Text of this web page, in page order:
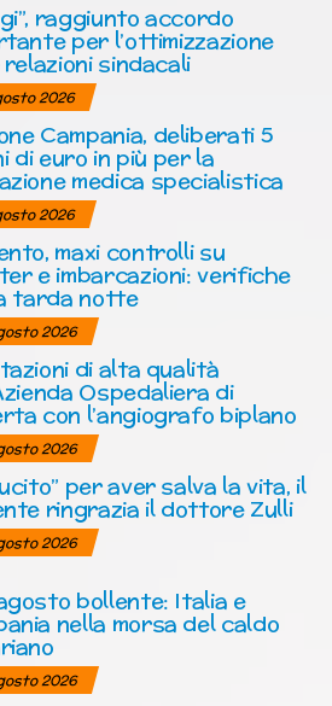
raggiunto accordo
per l’ottimizzazione
sindacali
2026
Campania, deliberati 5
di euro in più per la
medica specialistica
2026
maxi controlli su
e imbarcazioni: verifiche
tarda notte
2026
di alta qualità
Ospedaliera di
con l’angiografo biplano
2026
per aver salva la vita, il
ringrazia il dottore Zulli
2026
bollente: Italia e
nella morsa del caldo
2026